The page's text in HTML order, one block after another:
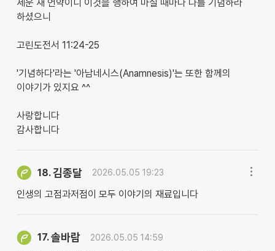
세운 새 언약이니 이것을 행하여 마실 때마다 나를 기념하라
하셨으니
고린도전서 11:24-25
​'기념하다'라는 '아남네시스(Anamnesis)'는 또한 함께의
이야기가 있지요 ^^
사랑합니다
감사합니다
18.김종달 2026.05.05 19:23
인생의 고점과저점이 모두 이야기의 재료입니다
17.솔바람 2026.05.05 14:59